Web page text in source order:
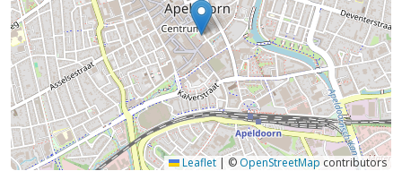
Leaflet | © OpenStreetMap contributors